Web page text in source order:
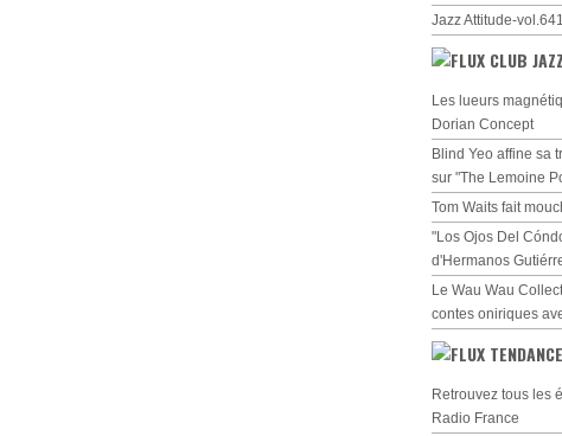
Jazz Attitude-
CLUB
Les lueurs
Dorian Concept
Blind Yeo affine sa
sur "The Lemoine
Tom Waits fait
"Los Ojos Del
d'Hermanos
Le Wau Wau
contes oniriques
Retrouvez tous les
Radio France